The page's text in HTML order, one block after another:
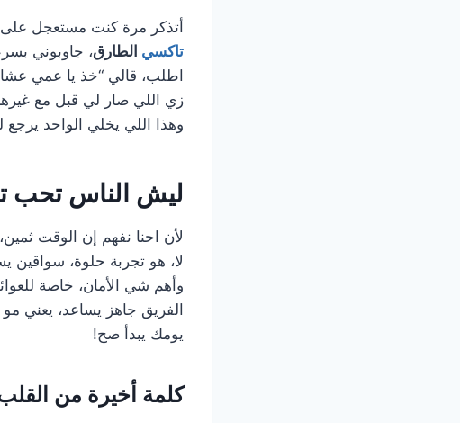
أتذكر مرة كنت مستعجل على المطار الساعة 4
تاكسي الطارق
اطلب، قالي “خذ يا عمي
زي اللي صار لي قبل مع
وهذا اللي يخلي الواحد يرجع
ليش الناس تحب
لأن احنا نفهم إن الوقت
لا، هو تجربة حلوة، سواقين
وأهم شي الأمان، خاصة
الفريق جاهز يساعد، يعني
يومك يبدأ صح!
كلمة أخيرة من